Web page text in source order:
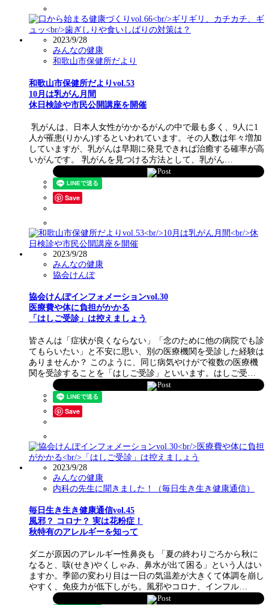
2023/9/28
みんなの健康
和歌山市保健所だより
和歌山市保健所だよりvol.53
10月は乳がん月間
休日検診や市民公開講座を開催
乳がんは、日本人女性がかかるがんの中で最も多く、9人に1
人が罹患(りかん)するといわれています。その人数は年々増加
していますが、乳がんは早期に発見できれば治癒する確率が高
いがんです。 乳がんを見つける方法として、乳がん…
Post
Save
2023/9/28
みんなの健康
協会けんぽ
協会けんぽインフォメーションvol.30
医療費や体に負担がかかる
「はしご受診」は控えましょう
皆さんは「症状が良くならない」「念のために他の病院でも診
てもらいたい」と不安に思い、別の医療機関を受診した経験は
ありませんか？ このように、同じ病気やけがで複数の医療機
関を受診することを「はしご受診」といいます。はしご受…
Post
Save
2023/9/28
みんなの健康
内科の先生に聞きました！（毎日生き生き健康通信）
毎日生き生き健康通信vol.45
風邪？ コロナ？ 実は花粉症！
秋特有のアレルギーを知って
ダニが原因のアレルギー性鼻炎も 「夏の終わりごろから秋に
なると、咳(せき)やくしゃみ、鼻水が出て困る」という人はい
ますか。季節の変わり目は一日の気温差が大きくて体調を崩し
やすく、免疫力が低下しがち。風邪やコロナ、インフル…
Post